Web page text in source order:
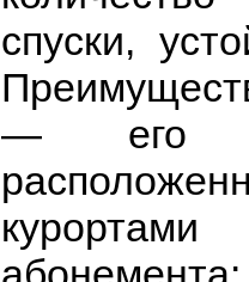
спуски,
— его